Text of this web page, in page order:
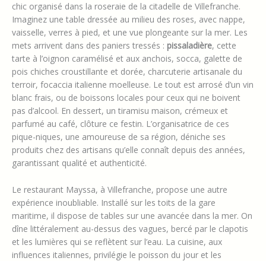
chic organisé dans la roseraie de la citadelle de Villefranche.
Imaginez une table dressée au milieu des roses, avec nappe,
vaisselle, verres à pied, et une vue plongeante sur la mer. Les
mets arrivent dans des paniers tressés : pissaladière, cette
tarte à l’oignon caramélisé et aux anchois, socca, galette de
pois chiches croustillante et dorée, charcuterie artisanale du
terroir, focaccia italienne moelleuse. Le tout est arrosé d’un vin
blanc frais, ou de boissons locales pour ceux qui ne boivent
pas d’alcool. En dessert, un tiramisu maison, crémeux et
parfumé au café, clôture ce festin. L’organisatrice de ces
pique-niques, une amoureuse de sa région, déniche ses
produits chez des artisans qu’elle connaît depuis des années,
garantissant qualité et authenticité.
Le restaurant Mayssa, à Villefranche, propose une autre
expérience inoubliable. Installé sur les toits de la gare
maritime, il dispose de tables sur une avancée dans la mer. On
dîne littéralement au-dessus des vagues, bercé par le clapotis
et les lumières qui se reflètent sur l’eau. La cuisine, aux
influences italiennes, privilégie le poisson du jour et les